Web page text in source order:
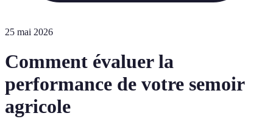
25 mai 2026
Comment évaluer la
performance de votre semoir
agricole